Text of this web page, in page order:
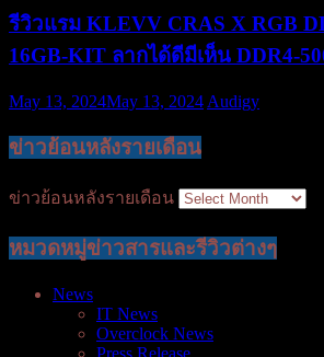
รีวิวแรม KLEVV CRAS X RGB
16GB-KIT ลากได้ดีมีเห็น DDR4-
May 13, 2024May 13, 2024 Audigy
ข่าวย้อนหลังรายเดือน
ข่าวย้อนหลังรายเดือน
หมวดหมู่ข่าวสารและรีวิวต่างๆ
News
IT News
Overclock News
Press Release